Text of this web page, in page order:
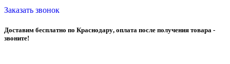
Заказать звонок
Доставим бесплатно по Краснодару, оплата после получения товара -
звоните!